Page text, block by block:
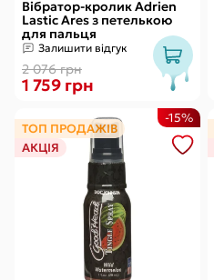
Вібратор-кролик Adrien
Lastic Ares з петелькою
для пальця
Залишити відгук
2 076 грн
1 759 грн
ТОП ПРОДАЖІВ
АКЦІЯ
-15%